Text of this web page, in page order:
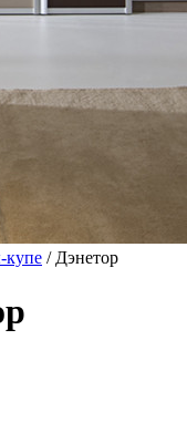
/ Дэнетор